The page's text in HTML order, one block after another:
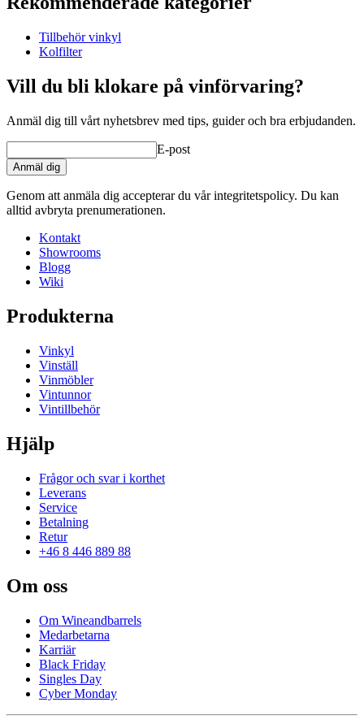
ProduktnummerACMSIW
Allmänt
YtaBok
Bredd (cm)
Djup (cm)
product extension
Status When Soldout
Tillbehör vinkyl
Kolfilter
Vill du bli klokare på vinförvaring?
Anmäl dig till vårt nyhetsbrev med tips, guider och bra erbjudanden.
E-post
Anmäl dig
Genom att anmäla dig accepterar du vår integritetspolicy. Du kan
alltid avbryta prenumerationen.
Kontakt
Showrooms
Blogg
Wiki
Produkterna
Vinkyl
Vinställ
Vinmöbler
Vintunnor
Vintillbehör
Hjälp
Frågor och svar i korthet
Leverans
Service
Betalning
Retur
+46 8 446 889 88
Om oss
Om Wineandbarrels
Medarbetarna
Karriär
Black Friday
Singles Day
Cyber Monday